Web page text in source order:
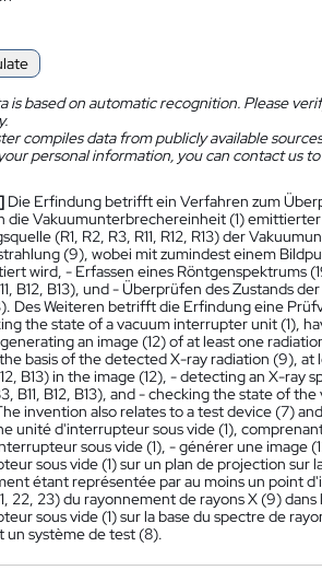
is based on automatic recognition. Please
compiles data from publicly available
personal information, you can contact us
Die Erfindung betrifft ein Verfahren zum
die Vakuumunterbrechereinheit (1)
(R1, R2, R3, R11, R12, R13) der
(9), wobei mit zumindest einem
wird, - Erfassen eines Röntgenspektrums
B12, B13), und - Überprüfen des Zustands
Des Weiteren betrifft die Erfindung eine
the state of a vacuum interrupter unit (1),
an image (12) of at least one
basis of the detected X-ray radiation (9), at
B13) in the image (12), - detecting an X-
B11, B12, B13), and - checking the state of
invention also relates to a test device (7)
unité d'interrupteur sous vide (1),
sous vide (1), - générer une image
sous vide (1) sur un plan de projection
étant représentée par au moins un point
22, 23) du rayonnement de rayons X (9)
sous vide (1) sur la base du spectre de
un système de test (8).